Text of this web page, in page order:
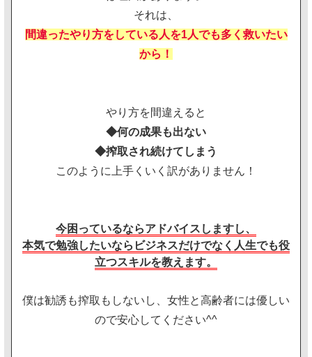
それは、
間違ったやり方をしている人を1人でも多く救いたい
から！
やり方を間違えると
◆何の成果も出ない
◆搾取され続けてしまう
このように上手くいく訳がありません！
今困っているならアドバイスしますし、
本気で勉強したいならビジネスだけでなく人生でも役
立つスキルを教えます。
僕は勧誘も搾取もしないし、女性と高齢者には優しい
ので安心してください^^